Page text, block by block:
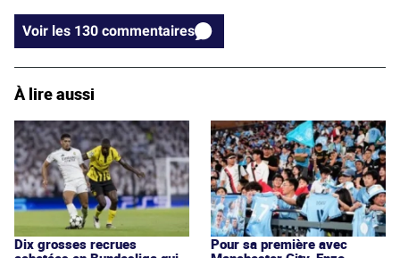
Voir les 130 commentaires
À lire aussi
Dix grosses recrues
Pour sa première avec